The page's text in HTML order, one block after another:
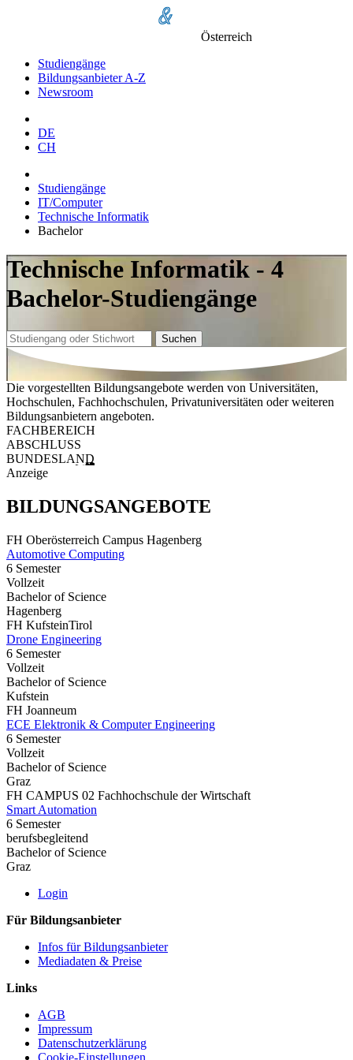
Österreich
Studiengänge
Bildungsanbieter A-Z
Newsroom
DE
CH
Studiengänge
IT/Computer
Technische Informatik
Bachelor
Technische Informatik - 4
Bachelor-Studiengänge
Suchen
Die vorgestellten Bildungsangebote werden von Universitäten,
Hochschulen, Fachhochschulen, Privatuniversitäten oder weiteren
Bildungsanbietern angeboten.
FACHBEREICH
ABSCHLUSS
BUNDESLAND
Anzeige
BILDUNGSANGEBOTE
FH Oberösterreich Campus Hagenberg
Automotive Computing
6 Semester
Vollzeit
Bachelor of Science
Hagenberg
FH KufsteinTirol
Drone Engineering
6 Semester
Vollzeit
Bachelor of Science
Kufstein
FH Joanneum
ECE Elektronik & Computer Engineering
6 Semester
Vollzeit
Bachelor of Science
Graz
FH CAMPUS 02 Fachhochschule der Wirtschaft
Smart Automation
6 Semester
berufsbegleitend
Bachelor of Science
Graz
Login
Für Bildungsanbieter
Infos für Bildungsanbieter
Mediadaten & Preise
Links
AGB
Impressum
Datenschutzerklärung
Cookie-Einstellungen